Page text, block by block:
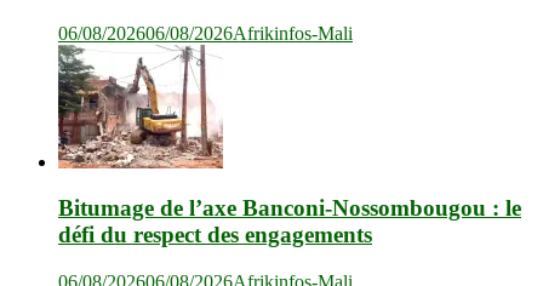
06/08/202606/08/2026Afrikinfos-Mali
Bitumage de l’axe Banconi-Nossombougou : le
défi du respect des engagements
06/08/202606/08/2026Afrikinfos-Mali